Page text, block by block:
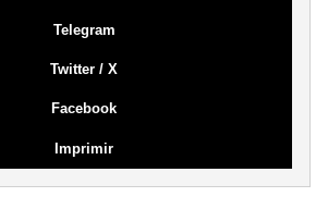
Telegram
Twitter / X
Facebook
Imprimir